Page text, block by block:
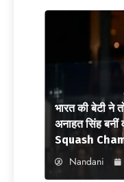
भारत की बेटी ने
अनाहत सिंह बनीं
Squash
Nandani